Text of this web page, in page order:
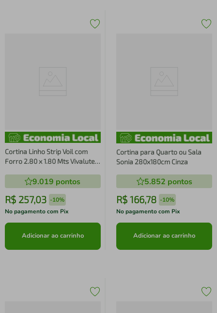
Cortina Linho Strip Voil com
Forro 2.80 x 1.80 Mts Vivalutex
9.019 pontos
R$ 257,03 -10%
No pagamento com Pix
Adicionar ao carrinho
Cortina para Quarto ou Sala
Sonia 280x180cm Cinza
5.852 pontos
R$ 166,78 -10%
No pagamento com Pix
Adicionar ao carrinho